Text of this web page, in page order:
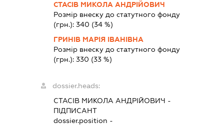
СТАСІВ МИКОЛА АНДРІЙОВИЧ
Розмір внеску до статутного фонду
(грн.):340 (34 %)
ГРИНІВ МАРІЯ ІВАНІВНА
Розмір внеску до статутного фонду
(грн.):330 (33 %)
dossier.heads:
СТАСІВ МИКОЛА АНДРІЙОВИЧ -
ПІДПИСАНТ
dossier.position -